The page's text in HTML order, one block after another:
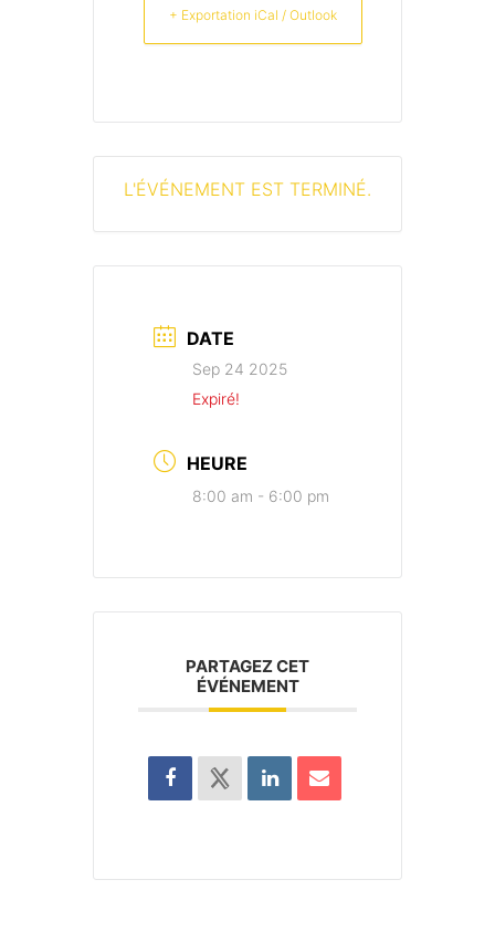
+ Exportation iCal / Outlook
L'ÉVÉNEMENT EST TERMINÉ.
DATE
Sep 24 2025
Expiré!
HEURE
8:00 am - 6:00 pm
PARTAGEZ CET
ÉVÉNEMENT